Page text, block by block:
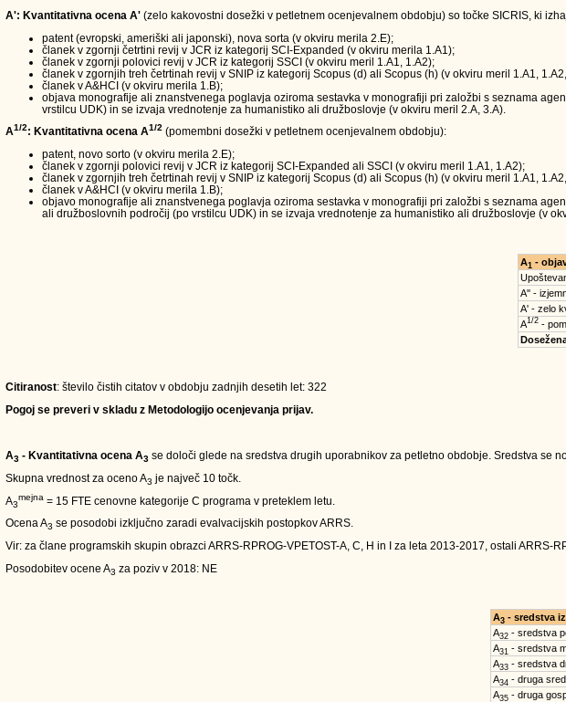
A': Kvantitativna ocena A' (zelo kakovostni dosežki v petletnem ocenjevalnem obdobju) so točke SICRIS, ki
patent (evropski, ameriški ali japonski), nova sorta (v okviru merila 2.E);
članek v zgornji četrtini revij v JCR iz kategorij SCI-Expanded (v okviru merila 1.A1);
članek v zgornji polovici revij v JCR iz kategorij SSCI (v okviru meril 1.A1, 1.A2);
članek v zgornjih treh četrtinah revij v SNIP iz kategorij Scopus (d) ali Scopus (h) (v okviru meril 1.A1,
članek v A&HCI (v okviru merila 1.B);
objava monografije ali znanstvenega poglavja oziroma sestavka v monografiji pri založbi s seznama
vrstilcu UDK) in se izvaja vrednotenje za humanistiko ali družboslovje (v okviru meril 2.A, 3.A).
A1/2: Kvantitativna ocena A1/2 (pomembni dosežki v petletnem ocenjevalnem obdobju):
patent, novo sorto (v okviru merila 2.E);
članek v zgornji polovici revij v JCR iz kategorij SCI-Expanded ali SSCI (v okviru meril 1.A1, 1.A2);
članek v zgornjih treh četrtinah revij v SNIP iz kategorij Scopus (d) ali Scopus (h) (v okviru meril 1.A1,
članek v A&HCI (v okviru merila 1.B);
objavo monografije ali znanstvenega poglavja oziroma sestavka v monografiji pri založbi s seznama
ali družboslovnih področij (po vrstilcu UDK) in se izvaja vrednotenje za humanistiko ali družboslovje (v
A1 -
A'' -
A' - zelo
A1/2-
Citiranost: število čistih citatov v obdobju zadnjih desetih let: 322
Pogoj se preveri v skladu z Metodologijo ocenjevanja prijav.
A3 - Kvantitativna ocena A3 se določi glede na sredstva drugih uporabnikov za petletno obdobje. Sredstva se
Skupna vrednost za oceno A3 je največ 10 točk.
A3
mejna = 15 FTE cenovne kategorije C programa v preteklem letu.
Ocena A3 se posodobi izključno zaradi evalvacijskih postopkov ARRS.
Vir: za člane programskih skupin obrazci ARRS-RPROG-VPETOST-A, C, H in I za leta 2013-2017, ostali ARRS-
Posodobitev ocene A3 za poziv v 2018: NE
A3- sredstva
A32- sredstva
A31 - sredstva
A33- sredstva
A34 - druga
A35- druga